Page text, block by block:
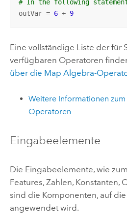
# In the following
outVar = 6 + 9
Eine vollständige Liste der für
verfügbaren Operatoren
über die Map Algebra-
Weitere Informationen
Operatoren
Eingabeelemente
Die Eingabeelemente, wie
Features, Zahlen, Konstanten,
sind die Komponenten, auf
angewendet wird.